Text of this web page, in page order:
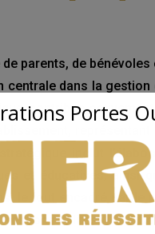
parents, de bénévoles
centrale dans la gestion
contribue
représentant
inclut
et éducatives, ainsi
le tout encadré par le
le
Portes